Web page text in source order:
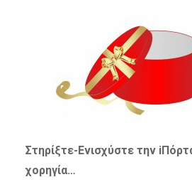
Στηρίξτε-Ενισχύστετην
χορηγία…